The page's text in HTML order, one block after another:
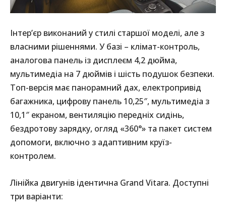
Інтер’єр виконаний у стилі старшої моделі, але з
власними рішеннями. У базі – клімат-контроль,
аналогова панель із дисплеєм 4,2 дюйма,
мультимедіа на 7 дюймів і шість подушок безпеки.
Топ-версія має панорамний дах, електропривід
багажника, цифрову панель 10,25″, мультимедіа з
10,1″ екраном, вентиляцію передніх сидінь,
бездротову зарядку, огляд «360°» та пакет систем
допомоги, включно з адаптивним круїз-
контролем.
Лінійка двигунів ідентична Grand Vitara. Доступні
три варіанти: